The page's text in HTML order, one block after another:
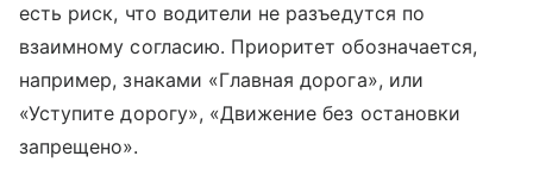
есть риск, что водители не разъедутся по
взаимному согласию. Приоритет обозначается,
например, знаками «Главная дорога», или
«Уступите дорогу», «Движение без остановки
запрещено».